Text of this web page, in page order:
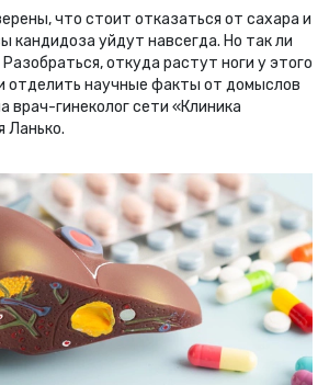
что стоит отказаться от сахара и
кандидоза уйдут навсегда. Но так ли
откуда растут ноги у этого
отделить научные факты от домыслов
врач-гинеколог сети «Клиника
Ланько.